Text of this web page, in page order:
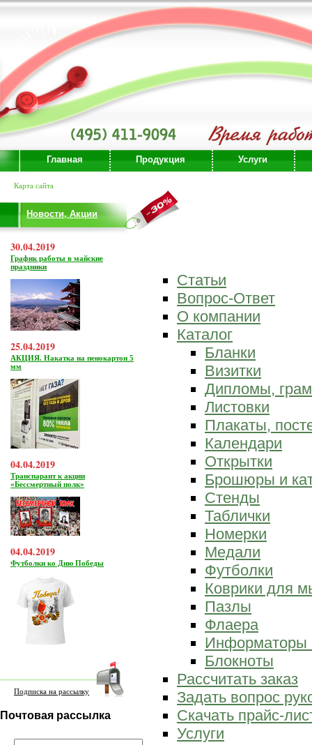
Главная Продукция Услуги
Карта сайта
Новости, Акции
30.04.2019
График работы в майские
праздники
25.04.2019
АКЦИЯ. Накатка на пенокартон 5
мм
04.04.2019
Транспарант к акции
«Бессмертный полк»
04.04.2019
Футболки ко Дню Победы
Подписка на рассылку
Почтовая рассылка
Статьи
Вопрос-Ответ
О компании
Каталог
Бланки
Визитки
Дипломы,
Листовки
Плакаты,
Календари
Открытки
Брошюры и
Стенды
Таблички
Номерки
Медали
Футболки
Коврики для
Пазлы
Флаера
Информаторы
Блокноты
Рассчитать заказ
Задать вопрос
Скачать прайс-
Услуги